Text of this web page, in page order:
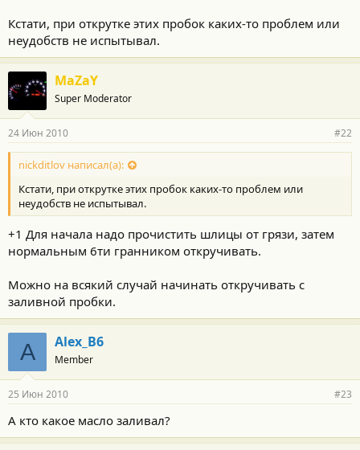
Кстати, при открутке этих пробок каких-то проблем или
неудобств не испытывал.
MaZaY
Super Moderator
24 Июн 2010 #22
nickditlov написал(а):
Кстати, при открутке этих пробок каких-то проблем или
неудобств не испытывал.
+1 Для начала надо прочистить шлицы от грязи, затем
нормальным 6ти гранником откручивать.
Можно на всякий случай начинать откручивать с
заливной пробки.
A Alex_B6
Member
25 Июн 2010 #23
А кто какое масло заливал?